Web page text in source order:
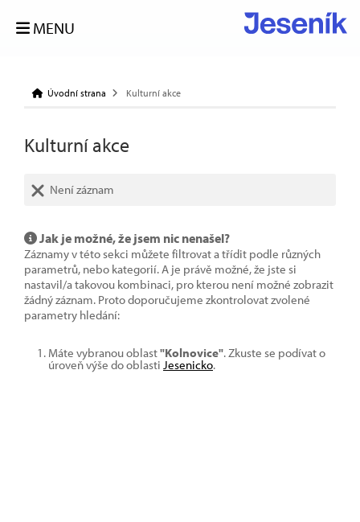
MENU
Úvodní strana Kulturní akce
Kulturní akce
Není záznam
Jak je možné, že jsem nic nenašel?
Záznamy v této sekci můžete filtrovat a třídit podle různých
parametrů, nebo kategorií. A je právě možné, že jste si
nastavil/a takovou kombinaci, pro kterou není možné zobrazit
žádný záznam. Proto doporučujeme zkontrolovat zvolené
parametry hledání:
Máte vybranou oblast"Kolnovice". Zkuste se podívat o
úroveň výše do oblasti Jesenicko.